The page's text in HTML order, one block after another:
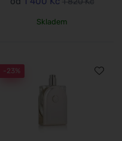
Skladem
-23%